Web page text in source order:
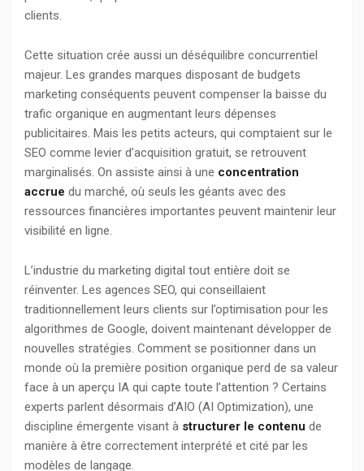
clients.
Cette situation crée aussi un déséquilibre concurrentiel
majeur. Les grandes marques disposant de budgets
marketing conséquents peuvent compenser la baisse du
trafic organique en augmentant leurs dépenses
publicitaires. Mais les petits acteurs, qui comptaient sur le
SEO comme levier d’acquisition gratuit, se retrouvent
marginalisés. On assiste ainsi à une concentration
accrue du marché, où seuls les géants avec des
ressources financières importantes peuvent maintenir leur
visibilité en ligne.
L’industrie du marketing digital tout entière doit se
réinventer. Les agences SEO, qui conseillaient
traditionnellement leurs clients sur l’optimisation pour les
algorithmes de Google, doivent maintenant développer de
nouvelles stratégies. Comment se positionner dans un
monde où la première position organique perd de sa valeur
face à un aperçu IA qui capte toute l’attention ? Certains
experts parlent désormais d’AIO (AI Optimization), une
discipline émergente visant à structurer le contenu de
manière à être correctement interprété et cité par les
modèles de langage.